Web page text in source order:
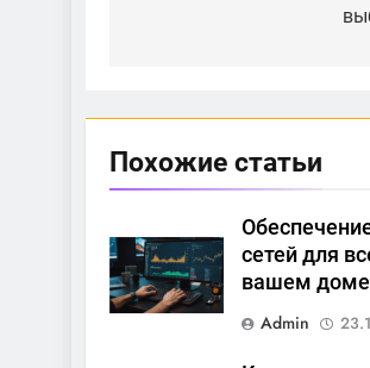
Похожие статьи
сетей для
вашем доме
Admin